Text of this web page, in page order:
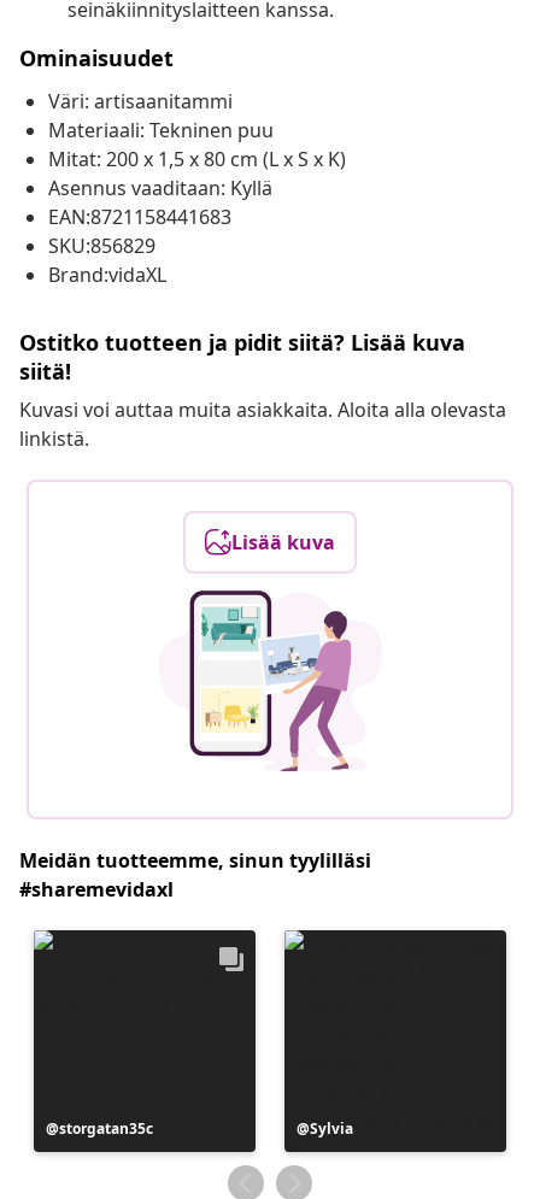
seinäkiinnityslaitteen kanssa.
Ominaisuudet
Väri: artisaanitammi
Materiaali: Tekninen puu
Mitat: 200 x 1,5 x 80 cm (L x S x K)
Asennus vaaditaan: Kyllä
EAN:8721158441683
SKU:856829
Brand:vidaXL
Ostitko tuotteen ja pidit siitä? Lisää kuva
siitä!
Kuvasi voi auttaa muita asiakkaita. Aloita alla olevasta
linkistä.
Lisää kuva
Meidän tuotteemme, sinun tyylilläsi
#sharemevidaxl
Julkaissut
storgatan35c Julkaissut
Sylvia